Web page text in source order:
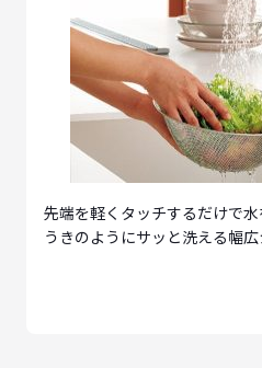
先端を軽くタッチするだけで
うきのようにサッと洗える幅広